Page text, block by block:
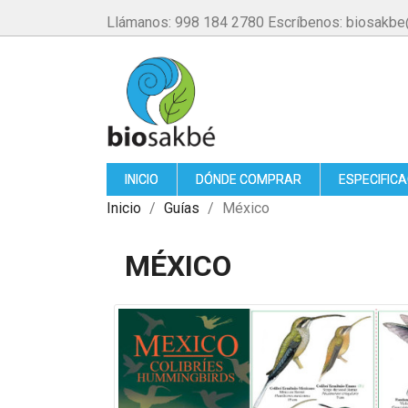
Llámanos: 998 184 2780 Escríbenos:
INICIO DÓNDE COMPRAR
Inicio Guías México
MÉXICO